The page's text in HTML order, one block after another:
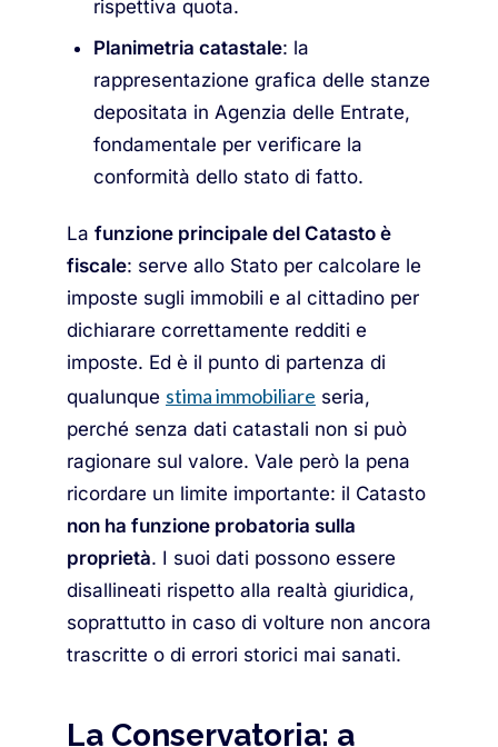
rispettiva quota.
Planimetria catastale: la
rappresentazione grafica delle stanze
depositata in Agenzia delle Entrate,
fondamentale per verificare la
conformità dello stato di fatto.
La funzione principale del Catasto è
fiscale: serve allo Stato per calcolare le
imposte sugli immobili e al cittadino per
dichiarare correttamente redditi e
imposte. Ed è il punto di partenza di
qualunque stima immobiliare seria,
perché senza dati catastali non si può
ragionare sul valore. Vale però la pena
ricordare un limite importante: il Catasto
non ha funzione probatoria sulla
proprietà. I suoi dati possono essere
disallineati rispetto alla realtà giuridica,
soprattutto in caso di volture non ancora
trascritte o di errori storici mai sanati.
La Conservatoria: a